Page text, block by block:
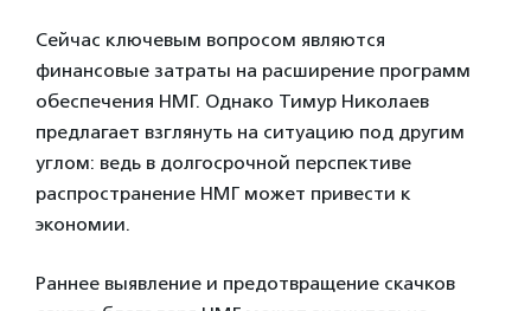
Сейчас ключевым вопросом являются
финансовые затраты на расширение программ
обеспечения НМГ. Однако Тимур Николаев
предлагает взглянуть на ситуацию под другим
углом: ведь в долгосрочной перспективе
распространение НМГ может привести к
экономии.
Раннее выявление и предотвращение скачков